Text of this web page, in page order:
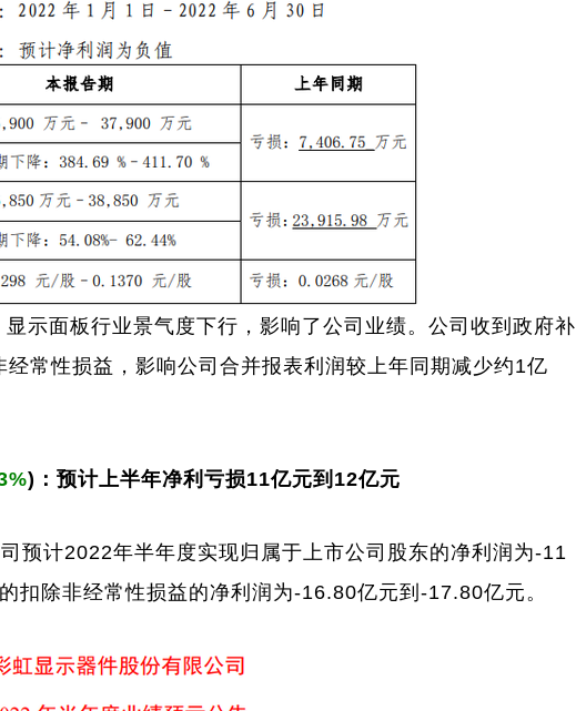
面板行业景气度下行，影响了公司业绩。公司收到政府补
常性损益，影响公司合并报表利润较上年同期减少约1亿
) ：预计上半年净利亏损11亿元到12亿元
计2022年半年度实现归属于上市公司股东的净利润为-11
扣除非经常性损益的净利润为-16.80亿元到-17.80亿元。